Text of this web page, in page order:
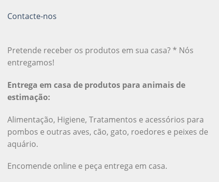
Contacte-nos
Pretende receber os produtos em sua casa? * Nós
entregamos!
Entrega em casa de produtos para animais de
estimação:
Alimentação, Higiene, Tratamentos e acessórios para
pombos e outras aves, cão, gato, roedores e peixes de
aquário.
Encomende online e peça entrega em casa.